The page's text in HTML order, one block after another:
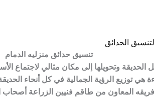
الحدائق
تنسيق حدائق منزليه الدمام
وتحويلها إلى مكان مثالي لاجتماع
هي توزيع الرؤية الجمالية في كل أنحاء
فريقه المعاون من طاقم فنيين الزراعة أصحاب